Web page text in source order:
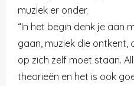
muziek er onder.
“In het begin denk je aan
gaan, muziek die
op zich zelf moet staan.
theorieën en het is ook